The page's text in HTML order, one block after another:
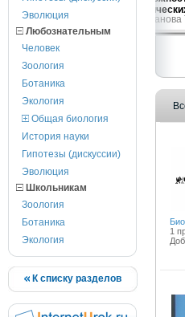
Эволюция
Любознательным
Человек
Зоология
Ботаника
Экология
Общая биология
История науки
Гипотезы (дискуссии)
Эволюция
Школьникам
Зоология
Ботаника
Экология
К списку разделов
Строганова
1